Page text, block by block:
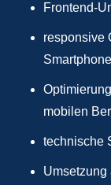
Frontend-
responsive
Smartphone
mobilen
technische
Umsetzung